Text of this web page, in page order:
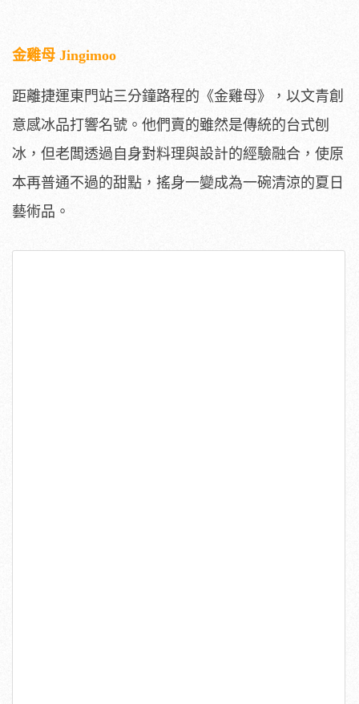
金雞母 Jingimoo
距離捷運東門站三分鐘路程的《金雞母》，以文青創
意感冰品打響名號。他們賣的雖然是傳統的台式刨
冰，但老闆透過自身對料理與設計的經驗融合，使原
本再普通不過的甜點，搖身一變成為一碗清涼的夏日
藝術品。